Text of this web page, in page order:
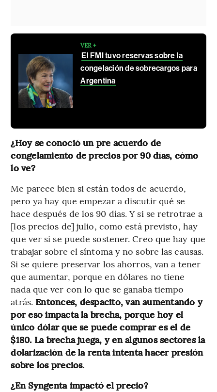
VER +
El FMI tuvo reservas sobre la
congelación de sobrecargos para
Argentina
¿Hoy se conoció un pre acuerdo de
congelamiento de precios por 90 días, cómo
lo ve?
Me parece bien si están todos de acuerdo,
pero ya hay que empezar a discutir qué se
hace después de los 90 días. Y si se retrotrae a
[los precios de] julio, como está previsto, hay
que ver si se puede sostener. Creo que hay que
trabajar sobre el síntoma y no sobre las causas.
Si se quiere preservar los ahorros, van a tener
que aumentar, porque en dólares no tiene
nada que ver con lo que se ganaba tiempo
atrás. Entonces, despacito, van aumentando y
por eso impacta la brecha, porque hoy el
único dólar que se puede comprar es el de
$180. La brecha juega, y en algunos sectores la
dolarización de la renta intenta hacer presión
sobre los precios.
¿En Syngenta impactó el precio?